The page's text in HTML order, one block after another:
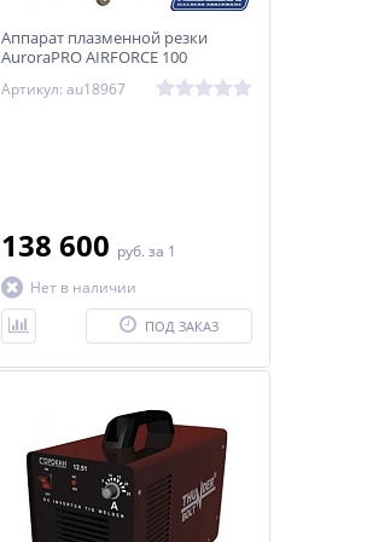
Аппарат плазменной резки
AuroraPRO AIRFORCE 100
Артикул: au18967
138 600 руб. за 1
Нет в наличии
ПОД ЗАКАЗ